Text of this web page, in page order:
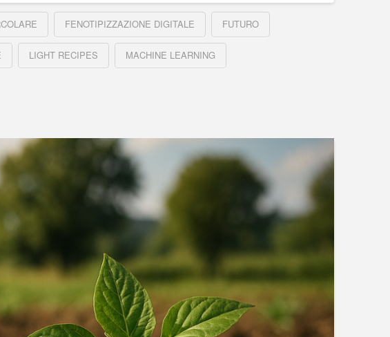
FENOTIPIZZAZIONE DIGITALE FUTURO
LIGHT RECIPES MACHINE LEARNING